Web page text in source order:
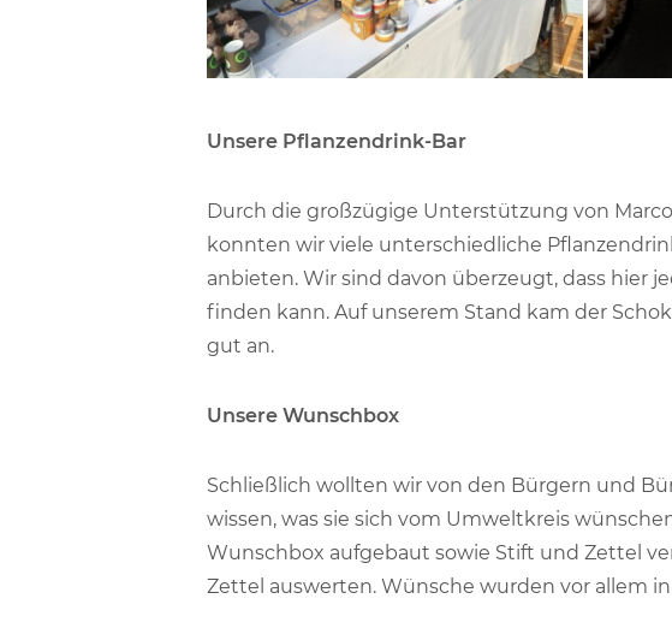
Unsere Pflanzendrink-Bar
Durch die großzügige Unterstützung von
konnten wir viele unterschiedliche
anbieten. Wir sind davon überzeugt, dass hier
finden kann. Auf unserem Stand kam der
gut an.
Unsere Wunschbox
Schließlich wollten wir von den Bürgern und
wissen, was sie sich vom Umweltkreis
Wunschbox aufgebaut sowie Stift und Zettel
Zettel auswerten. Wünsche wurden vor allem